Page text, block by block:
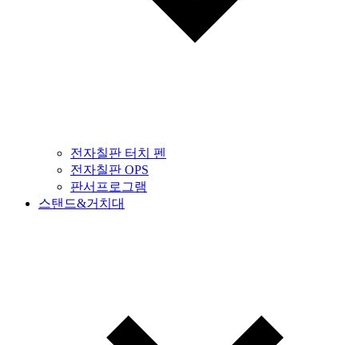
전자칠판 터치 펜
전자칠판 OPS
판서프로그램
스탠드&거치대